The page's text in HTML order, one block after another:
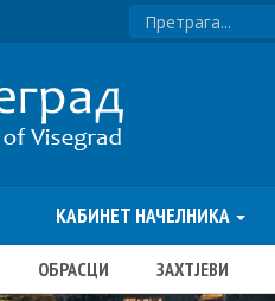
КАБИНЕТ НАЧЕЛНИКА
ОБРАСЦИ ЗАХТЈЕВИ